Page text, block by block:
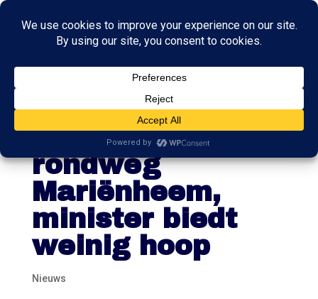
Kamer op de
bres voor
rondweg
Mariënheem,
minister biedt
weinig hoop
Nieuws